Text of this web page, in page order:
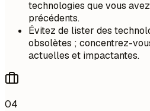
technologies que vous
précédents.
Évitez de lister des
obsolètes ; concentrez-
actuelles et impactantes.
04